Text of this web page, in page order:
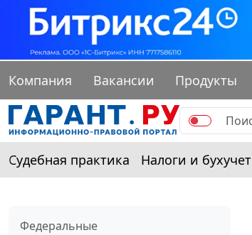
Компания Вакансии Продукты
Судебная практика Налоги и бухучет
Федеральные